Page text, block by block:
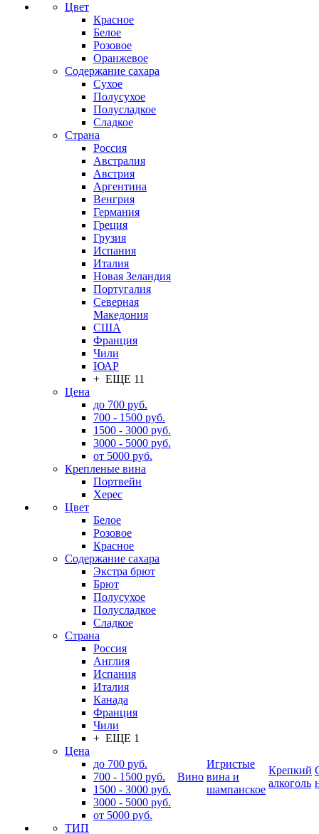
Цвет
Красное
Белое
Розовое
Оранжевое
Содержание сахара
Сухое
Полусухое
Полусладкое
Сладкое
Страна
Россия
Австралия
Австрия
Аргентина
Венгрия
Германия
Греция
Грузия
Испания
Италия
Новая Зеландия
Португалия
Северная
Македония
США
Франция
Чили
ЮАР
+ ЕЩЕ 11
Цена
до 700 руб.
700 - 1500 руб.
1500 - 3000 руб.
3000 - 5000 руб.
от 5000 руб.
Крепленые вина
Портвейн
Херес
Цвет
Белое
Розовое
Красное
Содержание сахара
Экстра брют
Брют
Полусухое
Полусладкое
Сладкое
Страна
Россия
Англия
Испания
Италия
Канада
Франция
Чили
+ ЕЩЕ 1
Цена
до 700 руб.
700 - 1500 руб.
1500 - 3000 руб.
3000 - 5000 руб.
от 5000 руб.
ТИП
Вино
Игристые
вина и
шампанское
Крепкий
алкоголь